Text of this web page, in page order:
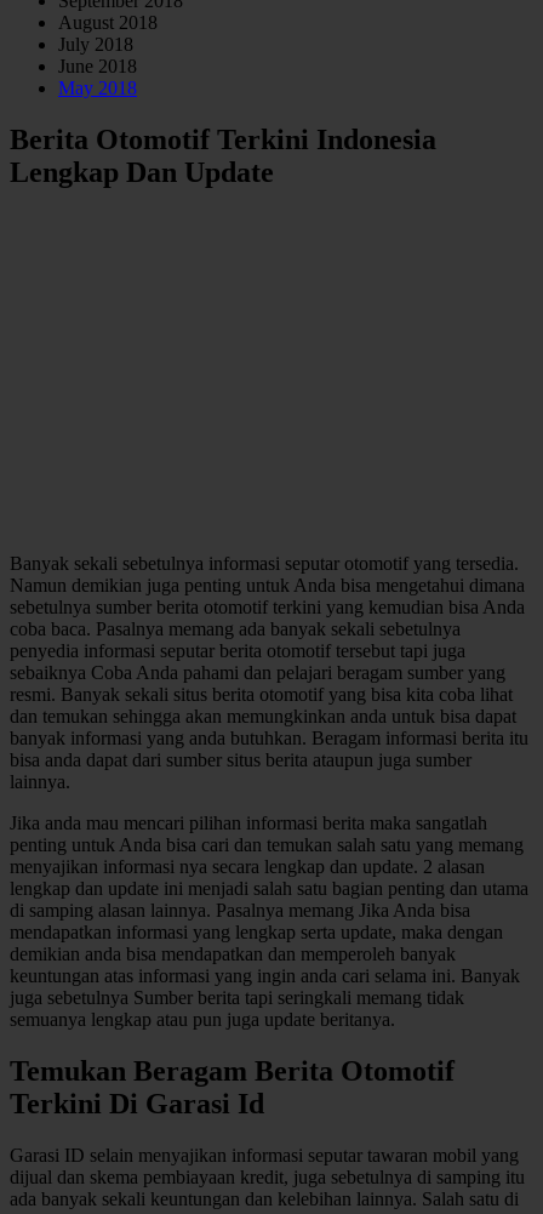
August 2018
July 2018
June 2018
May 2018
Berita Otomotif Terkini Indonesia
Lengkap Dan Update
Banyak sekali sebetulnya informasi seputar otomotif yang tersedia.
Namun demikian juga penting untuk Anda bisa mengetahui dimana
sebetulnya sumber berita otomotif terkini yang kemudian bisa Anda
coba baca. Pasalnya memang ada banyak sekali sebetulnya
penyedia informasi seputar berita otomotif tersebut tapi juga
sebaiknya Coba Anda pahami dan pelajari beragam sumber yang
resmi. Banyak sekali situs berita otomotif yang bisa kita coba lihat
dan temukan sehingga akan memungkinkan anda untuk bisa dapat
banyak informasi yang anda butuhkan. Beragam informasi berita itu
bisa anda dapat dari sumber situs berita ataupun juga sumber
lainnya.
Jika anda mau mencari pilihan informasi berita maka sangatlah
penting untuk Anda bisa cari dan temukan salah satu yang memang
menyajikan informasi nya secara lengkap dan update. 2 alasan
lengkap dan update ini menjadi salah satu bagian penting dan utama
di samping alasan lainnya. Pasalnya memang Jika Anda bisa
mendapatkan informasi yang lengkap serta update, maka dengan
demikian anda bisa mendapatkan dan memperoleh banyak
keuntungan atas informasi yang ingin anda cari selama ini. Banyak
juga sebetulnya Sumber berita tapi seringkali memang tidak
semuanya lengkap atau pun juga update beritanya.
Temukan Beragam Berita Otomotif
Terkini Di Garasi Id
Garasi ID selain menyajikan informasi seputar tawaran mobil yang
dijual dan skema pembiayaan kredit, juga sebetulnya di samping itu
ada banyak sekali keuntungan dan kelebihan lainnya. Salah satu di